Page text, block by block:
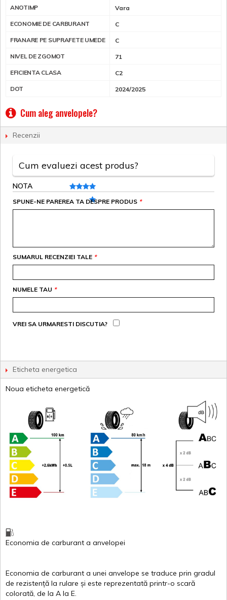
ANOTIMP Vara
ECONOMIE DE CARBURANT C
FRANARE PE SUPRAFETE UMEDE C
NIVEL DE ZGOMOT 71
EFICIENTA CLASA C2
DOT 2024/2025
Cum aleg anvelopele?
Recenzii
Cum evaluezi acest produs?
NOTA
*
SPUNE-NE PAREREA TA DESPRE PRODUS
*
SUMARUL RECENZIEI TALE
*
NUMELE TAU
VREI SA URMARESTI DISCUTIA?
Eticheta energetica
Noua eticheta energetică
Economia de carburant a anvelopei
Economia de carburant a unei anvelope se traduce prin gradul
de rezistență la rulare și este reprezentată printr-o scară
colorată, de la A la E.